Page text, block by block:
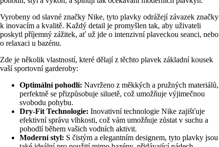
Vyrobeny od slavné značky Nike, tyto plavky odrážejí závazek značky
k inovacím a kvalitě. Každý detail je promyšlen tak, aby uživateli
poskytl příjemný zážitek, ať už jde o intenzivní plaveckou seanci, nebo
o relaxaci u bazénu.
Zde je několik vlastností, které dělají z těchto plavek základní kousek
vaší sportovní garderoby:
Optimální pohodlí: Navrženo z měkkých a pružných materiálů,
perfektně se přizpůsobuje siluetě, což umožňuje výjimečnou
svobodu pohybu.
Dry-Fit Technologie: Inovativní technologie Nike zajišťuje
efektivní správu vlhkosti, což vám umožňuje zůstat v suchu a
pohodlí během vašich vodních aktivit.
Moderní styl: S čistým a elegantním designem, tyto plavky jsou